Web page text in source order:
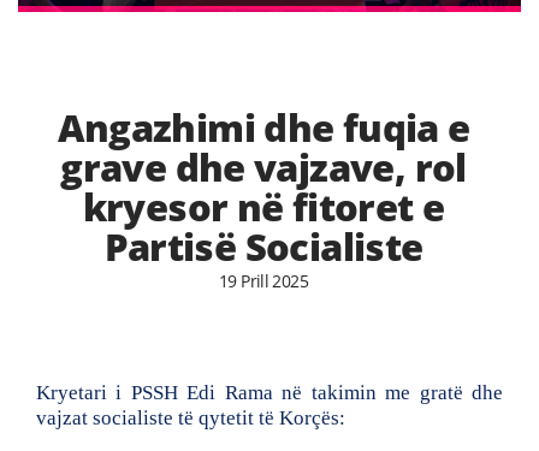
Angazhimi dhe fuqia e
grave dhe vajzave, rol
kryesor në fitoret e
Partisë Socialiste
19 Prill 2025
Kryetari i PSSH Edi Rama në takimin me gratë dhe
vajzat socialiste të qytetit të Korçës: